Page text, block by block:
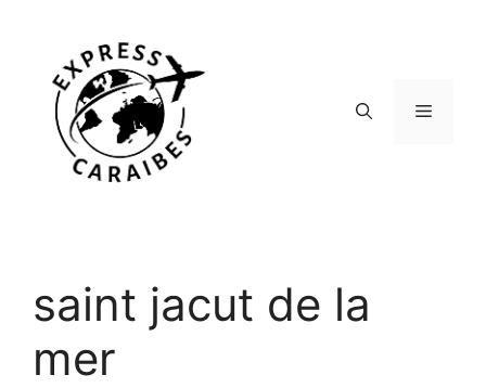
contenu
Menu
saint jacut de la
mer